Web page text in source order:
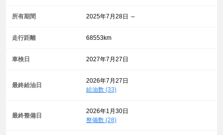
所有期間 2025年7月28日 ～
走行距離 68553km
車検日 2027年7月27日
最終給油日
2026年7月27日
給油数 (33)
最終整備日
2026年1月30日
整備数 (28)